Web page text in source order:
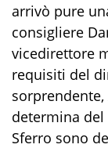
arrivò pure
consigliere
vicedirettore
requisiti del
determina
Sferro sono